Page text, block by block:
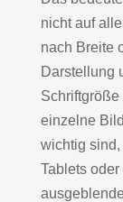
nicht auf
nach Breite
Darstellung
Schriftgröße
einzelne
wichtig
Tablets